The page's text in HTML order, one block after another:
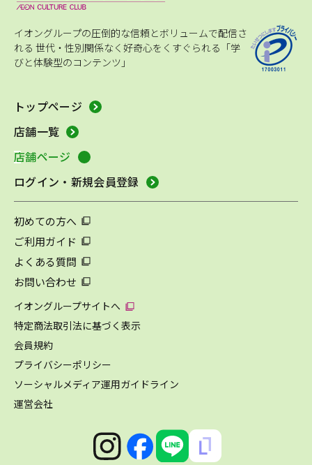
イオングループの圧倒的な信頼とボリュームで配信さ
れる 世代・性別関係なく好奇心をくすぐられる「学
びと体験型のコンテンツ」
トップページ
店舗一覧
店舗ページ
ログイン・新規会員登録
初めての方へ
ご利用ガイド
よくある質問
お問い合わせ
イオングループサイトへ
特定商法取引法に基づく表示
会員規約
プライバシーポリシー
ソーシャルメディア運用ガイドライン
運営会社